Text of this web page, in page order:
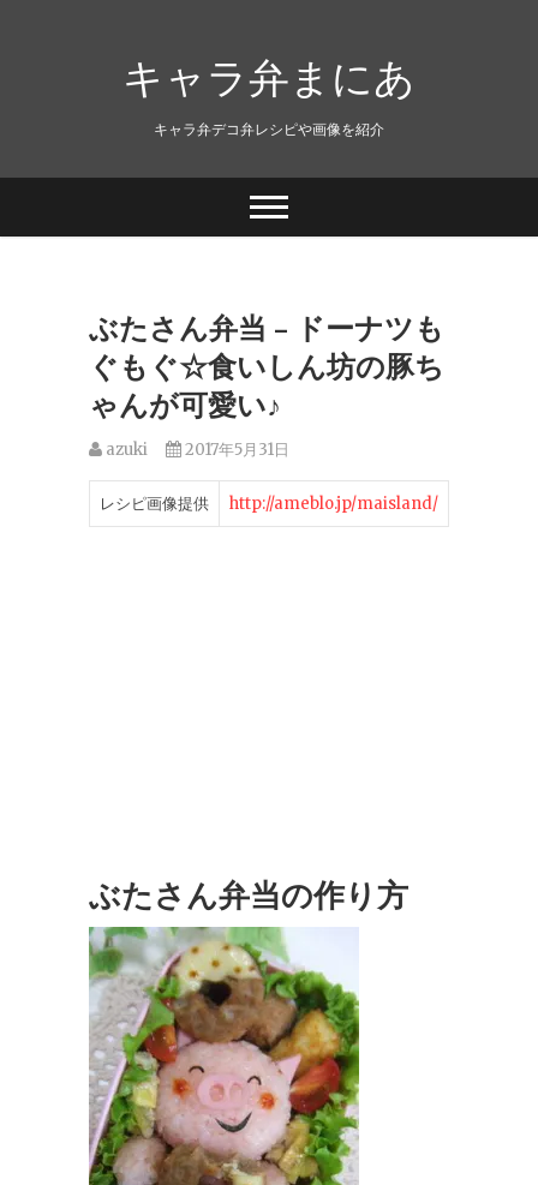
キャラ弁まにあ
キャラ弁デコ弁レシピや画像を紹介
ぶたさん弁当 – ドーナツも
ぐもぐ☆食いしん坊の豚ち
ゃんが可愛い♪
azuki 2017年5月31日
レシピ画像提供 http://ameblo.jp/maisland/
ぶたさん弁当の作り方